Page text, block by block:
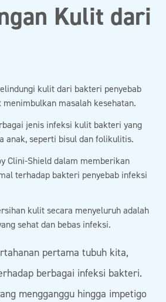
Kulit dari
kulit dari bakteri penyebab
menimbulkan masalah kesehatan.
jenis infeksi kulit bakteri yang
anak, seperti bisul dan folikulitis.
Clini-Shield dalam memberikan
terhadap bakteri penyebab infeksi
kulit secara menyeluruh adalah
sehat dan bebas infeksi.
pertama tubuh kita,
berbagai infeksi bakteri.
mengganggu hingga impetigo